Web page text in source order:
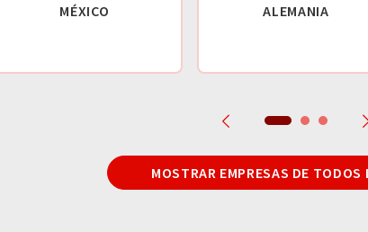
MÉXICO ALEMANIA
MOSTRAR EMPRESAS DE TODOS